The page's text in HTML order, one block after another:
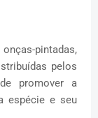
pintadas,
pelos
promover a
espécie e seu